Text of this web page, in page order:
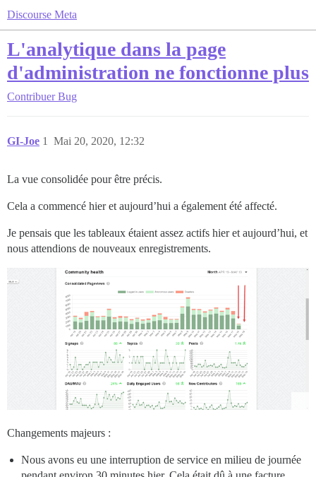
Discourse Meta
L'analytique dans la page
d'administration ne fonctionne plus
Contribuer Bug
GI-Joe Mai 20, 2020, 12:32
1
La vue consolidée pour être précis.
Cela a commencé hier et aujourd’hui a également été affecté.
Je pensais que les tableaux étaient assez actifs hier et aujourd’hui, et
nous attendions de nouveaux enregistrements.
Changements majeurs :
Nous avons eu une interruption de service en milieu de journée